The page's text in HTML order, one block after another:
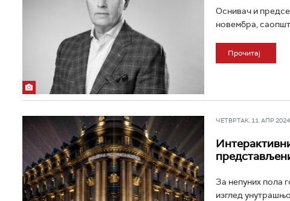
Оснивач и
новембра,
Прочитај
ЧЕТВРТАК, 11. АПР
За непуних пола
изглед